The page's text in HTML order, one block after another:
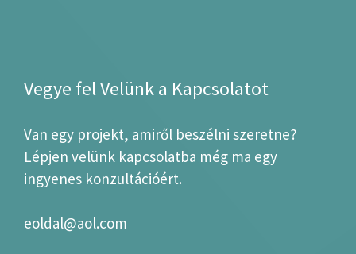
Vegye fel Velünk a Kapcsolatot
Van egy projekt, amiről beszélni szeretne?
Lépjen velünk kapcsolatba még ma egy
ingyenes konzultációért.
eoldal@aol.com